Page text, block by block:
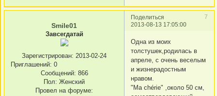
Поделиться
7
2013-08-13 17:05:00
Smile01
Завсегдатай
Зарегистрирован: 2013-02-24
Приглашений: 0
Сообщений: 866
Пол: Женский
Провел на форуме:
Одна из моих
толстушек,родилась в
апреле, с очень веселым
и жизнерадостным
нравом.
"Ma chérie" ,около 50 см,